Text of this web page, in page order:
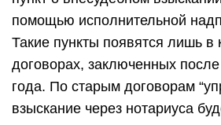
помощью исполнительной
Такие пункты появятся лишь в
договорах, заключенных
года. По старым договорам
взыскание через нотариуса